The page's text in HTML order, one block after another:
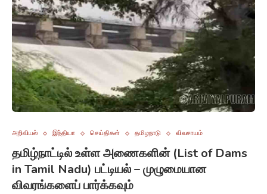
அறிவியல் இந்தியா செய்திகள் தமிழநாடு விவசாயம்
தமிழ்நாட்டில் உள்ள அணைகளின் (List of Dams
in Tamil Nadu) பட்டியல் – முழுமையான
விவரங்களைப் பார்க்கவும்